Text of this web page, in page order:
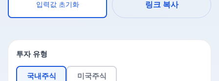
입력값 초기화 링크 복사
투자 유형
국내주식 미국주식